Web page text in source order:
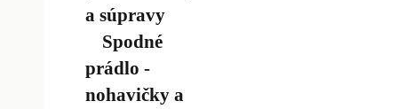
a súpravy
Spodné
prádlo -
nohavičky a